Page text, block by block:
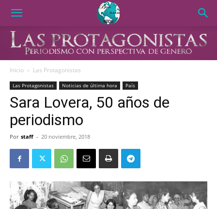
Inicio Las Protagonistas
Las Protagonistas Noticias de última hora País
Sara Lovera, 50 años de
periodismo
Por staff - 20 noviembre, 2018